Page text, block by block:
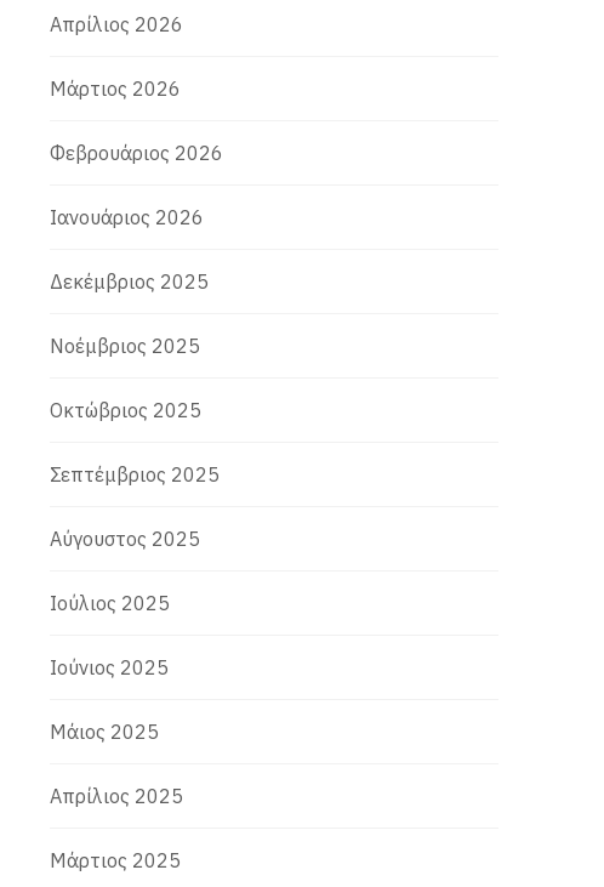
Απρίλιος 2026
Μάρτιος 2026
Φεβρουάριος 2026
Ιανουάριος 2026
Δεκέμβριος 2025
Νοέμβριος 2025
Οκτώβριος 2025
Σεπτέμβριος 2025
Αύγουστος 2025
Ιούλιος 2025
Ιούνιος 2025
Μάιος 2025
Απρίλιος 2025
Μάρτιος 2025